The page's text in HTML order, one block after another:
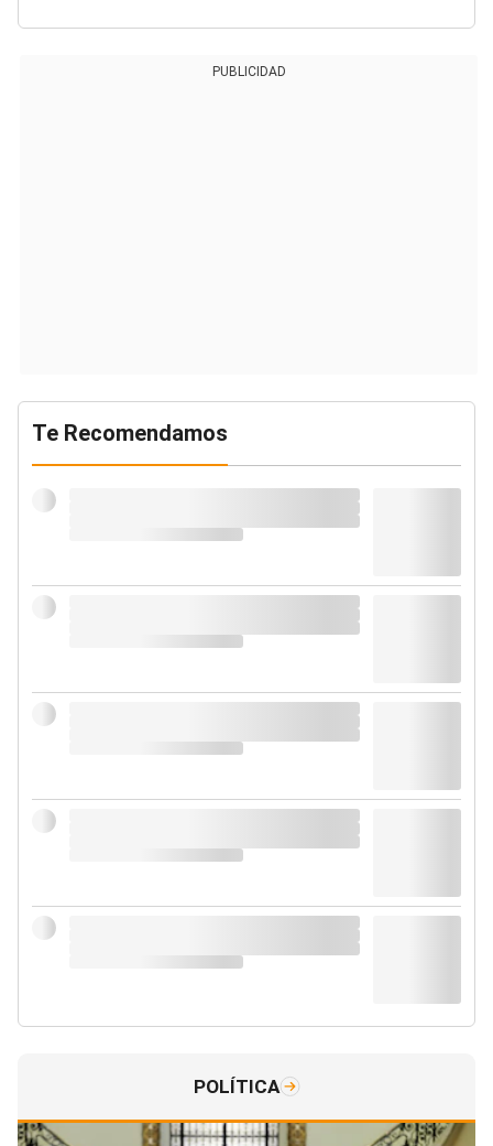
PUBLICIDAD
Te Recomendamos
POLÍTICA